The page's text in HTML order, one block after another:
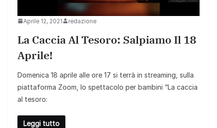
Aprile 12, 2021 redazione
La Caccia Al Tesoro: Salpiamo Il 18
Aprile!
Domenica 18 aprile alle ore 17 si terrà in streaming, sulla
piattaforma Zoom, lo spettacolo per bambini “La caccia
al tesoro:
Leggi tutto